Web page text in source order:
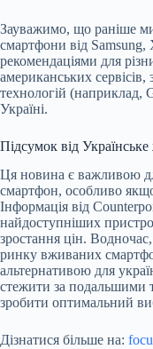
Зауважимо, що раніше
смартфони від Samsung,
рекомендаціями для
американських сервісів,
технологій (наприклад,
Україні.
Підсумок від
Ця новина є важливою
смартфон, особливо
Інформація від
найдоступніших
зростання цін.
ринку вживаних
альтернативою для
стежити за подальшими
зробити оптимальний
Дізнатися більше на: